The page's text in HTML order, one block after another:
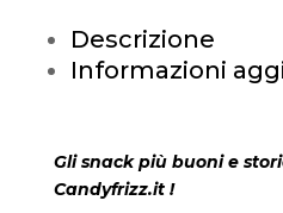
Descrizione
Informazioni
Gli snack più buoni e
Candyfrizz.it !